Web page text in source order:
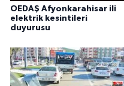
OEDAŞ Afyonkarahisar ili
elektrik kesintileri
duyurusu